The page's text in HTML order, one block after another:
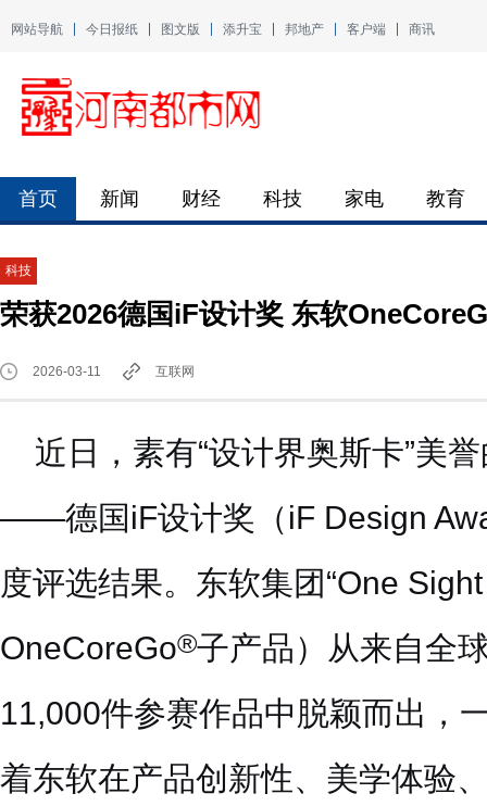
网站导航 今日报纸 图文版 添升宝 邦地产 客户端 商讯
首页 新闻 财经 科技 家电 教育
科技
荣获2026德国iF设计奖 东软
2026-03-11 互联网
近日，素有“设计界奥斯卡”美
——德国iF设计奖（iF Design
度评选结果。东软集团“One
OneCoreGo®子产品）从来自全
11,000件参赛作品中脱颖而出，
着东软在产品创新性、美学体验